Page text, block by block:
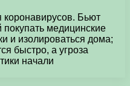
Бьют
медицинские
и изолироваться дома;
быстро, а угроза
начали